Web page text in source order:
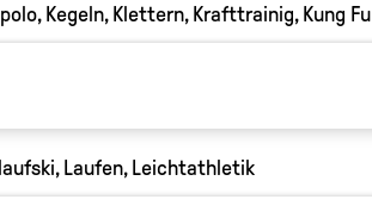
Kegeln, Klettern, Krafttrainig, Kung Fu
Laufen, Leichtathletik